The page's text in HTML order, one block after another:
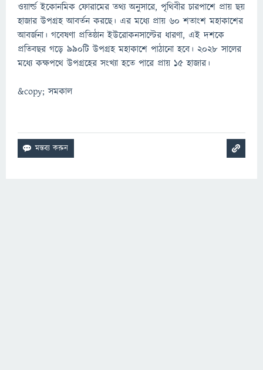
ওয়ার্ল্ড ইকোনমিক ফোরামের তথ্য অনুসারে, পৃথিবীর চারপাশে প্রায় ছয়
হাজার উপগ্রহ আবর্তন করছে। এর মধ্যে প্রায় ৬০ শতাংশ মহাকাশের
আবর্জনা। গবেষণা প্রতিষ্ঠান ইউরোকনসাল্টের ধারণা, এই দশকে
প্রতিবছর গড়ে ৯৯০টি উপগ্রহ মহাকাশে পাঠানো হবে। ২০২৮ সালের
মধ্যে কক্ষপথে উপগ্রহের সংখ্যা হতে পারে প্রায় ১৫ হাজার।
&copy;️ সমকাল